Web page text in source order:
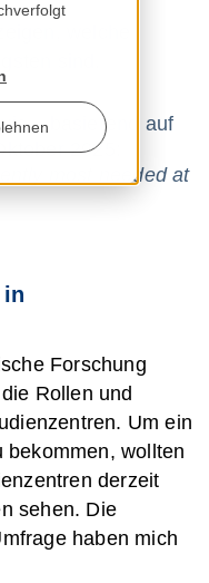
welche
– basierend auf
2025:
most needed at
in
Forschung
Rollen und
Um ein
bekommen, wollten
derzeit
sehen. Die
haben mich